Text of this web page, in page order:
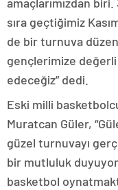
sıra geçtiğimiz
de bir turnuva
gençlerimize
edeceğiz” dedi.
Eski milli
Muratcan Güler,
güzel turnuvayı
bir mutluluk
basketbol